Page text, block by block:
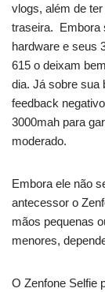
vlogs, além de
traseira. Embora
hardware e seus
615 o deixam
dia. Já sobre sua
feedback
3000mah para
moderado.
Embora ele não
antecessor o
mãos pequenas
menores,
O Zenfone Selfie